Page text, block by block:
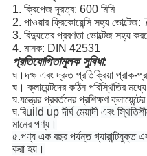
1. ক্রিপেজ দূরত্ব: 600 মিমি
2. পাওয়ার ফ্রিকোয়েন্সি সহ্য
3. বিদ্যুতের প্রবণতা ভোল্টেজ সহ্য
4. মানক: DIN 42531
প্রতিযোগিতামূলক সুবিধা:
ঘ।দক্ষ এবং দ্রুতপ্রতিক্রিয়া প্রাক-
ঘ। ক্লায়েন্টদের কঠিন পরিস্থিতির
ঘ.যন্ত্রের প্রবর্তনের প্রশিক্ষণ
ঘ.বিuild up দীর্ঘ মেয়াদী এবং
মানের পণ্য।
৫.পণ্য এক বছর পর্যন্ত গ্যারান্টিযুক্ত
করা হয়।